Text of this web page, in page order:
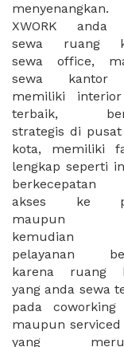
XWORK anda
sewa ruang
sewa office,
sewa kantor
memiliki
terbaik,
strategis di pusat
kota, memiliki
lengkap seperti
berkecepatan
akses ke
maupun
kemudian
pelayanan
karena ruang
yang anda sewa
pada coworking
maupun serviced
yang
seperti surat
Tanda
Perusahaan,
Usaha
dan atau akte
PT maupun
pendirian CV
usaha Anda.
ruang kantor
juga
proses sewa
Anda, karena
dapat memilih
yang akan anda
kemudian Anda
survey
mengunjungi
kantor Anda,
akan dibuat
mudah untuk